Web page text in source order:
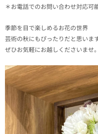
＊お電話でのお問い合わせ対応
季節を目で楽しめるお花の世界
芸術の秋にもぴったりだと思います
ぜひお気軽にお越しくださいませ。